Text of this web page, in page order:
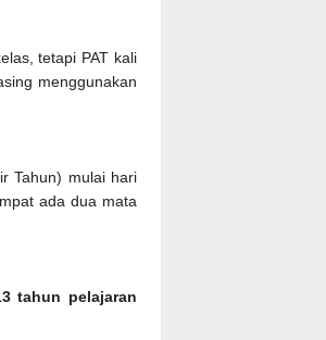
tetapi PAT kali
menggunakan
Tahun) mulai hari
ada dua mata
tahun pelajaran